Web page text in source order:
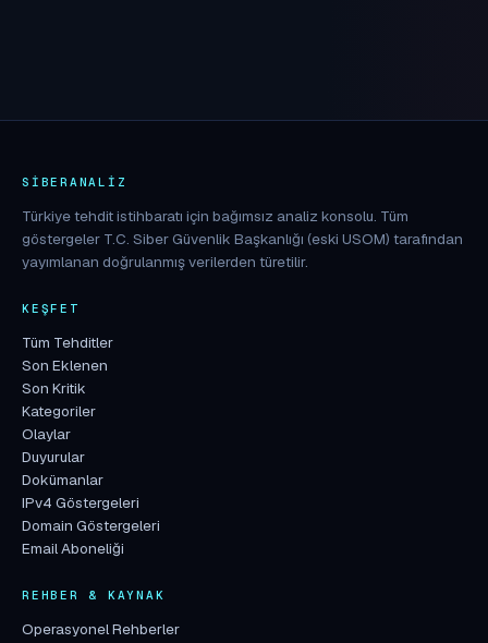
SIBERANALIZ
Türkiye tehdit istihbaratı için bağımsız analiz konsolu. Tüm
göstergeler T.C. Siber Güvenlik Başkanlığı (eski USOM) tarafından
yayımlanan doğrulanmış verilerden türetilir.
KEŞFET
Tüm Tehditler
Son Eklenen
Son Kritik
Kategoriler
Olaylar
Duyurular
Dokümanlar
IPv4 Göstergeleri
Domain Göstergeleri
Email Aboneliği
REHBER & KAYNAK
Operasyonel Rehberler